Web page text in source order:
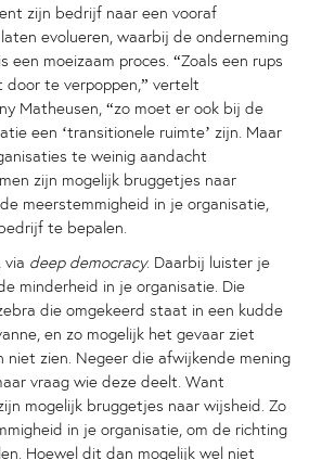
zijn bedrijf naar een vooraf
evolueren, waarbij de onderneming
een moeizaam proces. “Zoals een rups
door te verpoppen,” vertelt
Matheusen, “zo moet er ook bij de
een ‘transitionele ruimte’ zijn. Maar
te weinig aandacht
zijn mogelijk bruggetjes naar
meerstemmigheid in je organisatie,
te bepalen.
via deep democracy. Daarbij luister je
minderheid in je organisatie. Die
die omgekeerd staat in een kudde
en zo mogelijk het gevaar ziet
niet zien. Negeer die afwijkende mening
vraag wie deze deelt. Want
mogelijk bruggetjes naar wijsheid. Zo
in je organisatie, om de richting
Hoewel dit dan mogelijk wel niet